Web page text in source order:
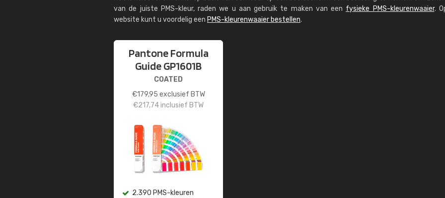
van de juiste PMS-kleur, raden we u aan gebruik te maken van een fysieke PMS-kleurenwaaier.
website kunt u voordelig een PMS-kleurenwaaier bestellen.
Pantone Formula
Guide GP1601B
COATED
€179,95 exclusief BTW
€217,74inclusief BTW
2.390 PMS-kleuren